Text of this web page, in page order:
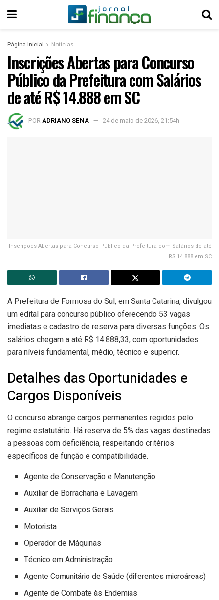
Página Inicial Notícias
Inscrições Abertas para Concurso
Público da Prefeitura com Salários
de até R$ 14.888 em SC
POR ADRIANO SENA 24 de maio de 2026, 21:54h
Inscrições Abertas para Concurso Público da Prefeitura com Salários de até
R$ 14.888 em SC
A Prefeitura de Formosa do Sul, em Santa Catarina, divulgou
um edital para concurso público oferecendo 53 vagas
imediatas e cadastro de reserva para diversas funções. Os
salários chegam a até R$ 14.888,33, com oportunidades
para níveis fundamental, médio, técnico e superior.
Detalhes das Oportunidades e
Cargos Disponíveis
O concurso abrange cargos permanentes regidos pelo
regime estatutário. Há reserva de 5% das vagas destinadas
a pessoas com deficiência, respeitando critérios
específicos de função e compatibilidade.
Agente de Conservação e Manutenção
Auxiliar de Borracharia e Lavagem
Auxiliar de Serviços Gerais
Motorista
Operador de Máquinas
Técnico em Administração
Agente Comunitário de Saúde (diferentes microáreas)
Agente de Combate às Endemias